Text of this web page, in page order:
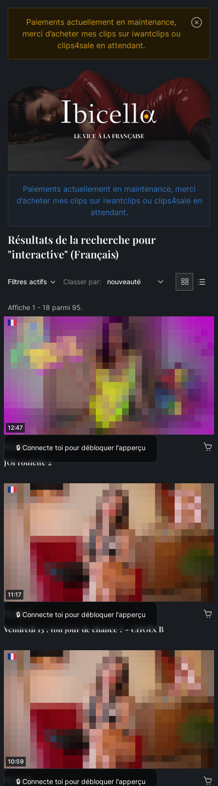
Paiements actuellement en maintenance,
merci d’acheter mes clips sur iwantclips ou
clips4sale en attendant.
LE VICE À LA FRANÇAISE
Paiements actuellement en maintenance, merci
d’acheter mes clips sur iwantclips ou clips4sale en
attendant.
Résultats de la recherche pour
"interactive" (Français)
Filtres actifs Classer par:
Affiche 1 - 18 parmi 95.
12:47
🔒 Connecte toi pour débloquer l'apperçu
12,99 €
JOI roulette 2
11:17
🔒 Connecte toi pour débloquer l'apperçu
12,99 €
Vendredi 13 : ton jour de chance ? - CHOIX B
10:59
🔒 Connecte toi pour débloquer l'apperçu
12,99 €